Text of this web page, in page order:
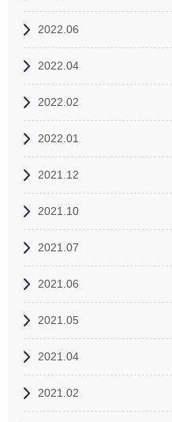
2022.06
2022.04
2022.02
2022.01
2021.12
2021.10
2021.07
2021.06
2021.05
2021.04
2021.02